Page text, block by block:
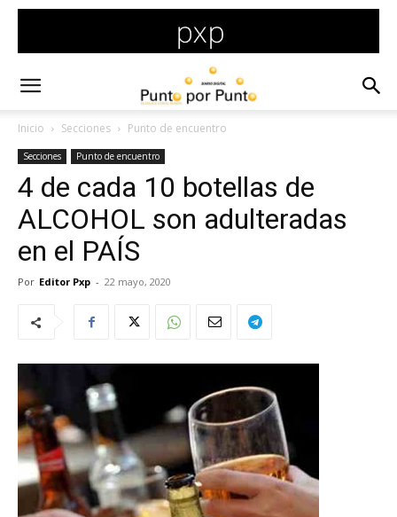
Inicio Secciones Punto de encuentro
Secciones Punto de encuentro
4 de cada 10 botellas de
ALCOHOL son adulteradas
en el PAÍS
Por Editor Pxp - 22 mayo, 2020